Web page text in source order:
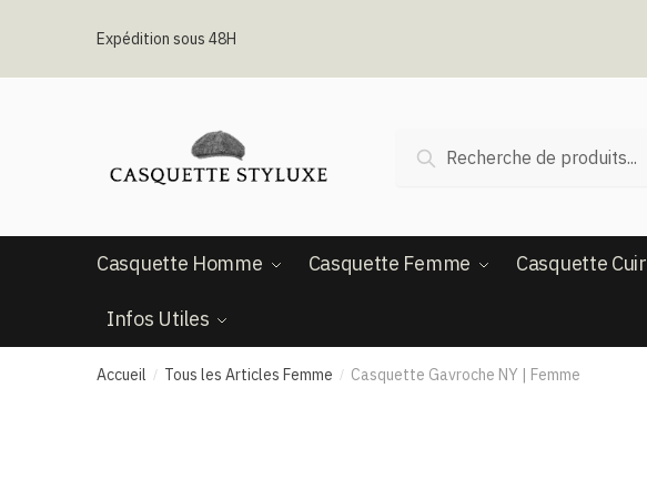
Expédition sous 48H
pour :
Recherche
Casquette Homme Casquette Femme Casquette Cuir
Infos Utiles
Accueil / Tous les Articles Femme / Casquette Gavroche NY | Femme